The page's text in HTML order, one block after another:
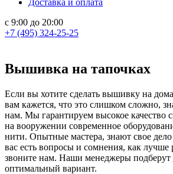
Доставка и оплата
с 9:00 до 20:00
+7 (495) 324-25-25
Вышивка на тапочках
Если вы хотите сделать вышивку на
вам кажется, что это слишком сложно,
нам. Мы гарантируем высокое качество
на вооружении современное
нити. Опытные мастера, знают свое
вас есть вопросы и сомнения, как лучше
звоните нам. Наши менеджеры подберут
оптимальный вариант.